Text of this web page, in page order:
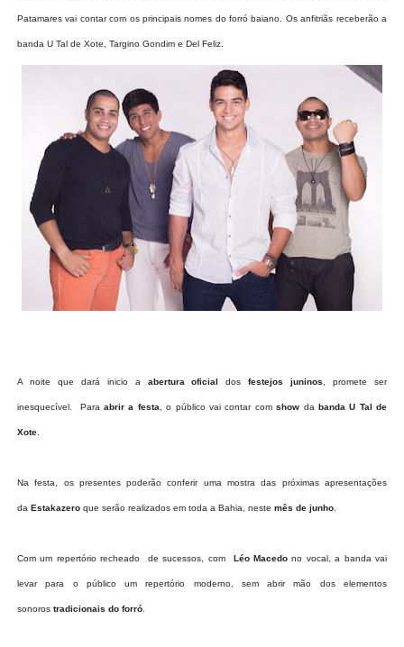
Patamares vai contar com os principais nomes do forró baiano. Os anfitriãs receberão a
banda U Tal de Xote, Targino Gondim e Del Feliz.
A noite que dará inicio a abertura oficial dosfestejos juninos , promete ser
inesquecível. Paraabrir a festa , o público vai contar com show da banda U Tal de
Xote.
Na festa, os presentes poderão conferir uma mostra das próximas apresentações
da Estakazeroque serão realizados em toda a Bahia, neste mês de junho.
Com um repertório recheado de sucessos, com Léo Macedo no vocal, a banda vai
levar para o público um repertório moderno, sem abrir mão dos elementos
sonoros tradicionais do forró.